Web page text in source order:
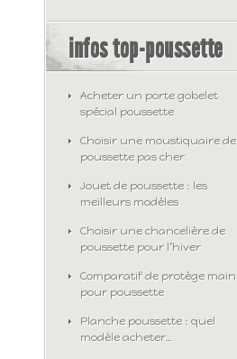
infos top-poussette
Acheter un porte gobelet
spécial poussette
Choisir une moustiquaire de
poussette pas cher
Jouet de poussette : les
meilleurs modèles
Choisir une chancelière de
poussette pour l’hiver
Comparatif de protège main
pour poussette
Planche poussette : quel
modèle acheter…